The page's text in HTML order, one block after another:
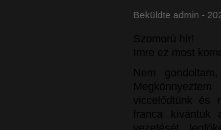
Beküldte admin -
Szomorú hír!
Imre ez most
Nem
viccelődtünk és
franca kívántuk